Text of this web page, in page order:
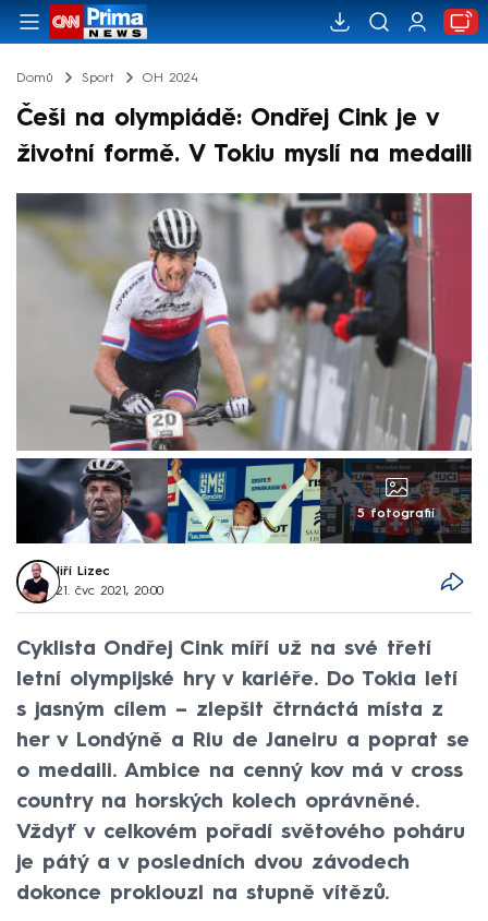
Domů Sport OH 2024
Češi na olympiádě: Ondřej Cink je v
životní formě. V Tokiu myslí na medaili
5 fotografií
Jiří Lizec
21. čvc 2021, 20:00
Cyklista Ondřej Cink míří už na své třetí
letní olympijské hry v kariéře. Do Tokia letí
s jasným cílem – zlepšit čtrnáctá místa z
her v Londýně a Riu de Janeiru a poprat se
o medaili. Ambice na cenný kov má v cross
country na horských kolech oprávněné.
Vždyť v celkovém pořadí světového poháru
je pátý a v posledních dvou závodech
dokonce proklouzl na stupně vítězů.